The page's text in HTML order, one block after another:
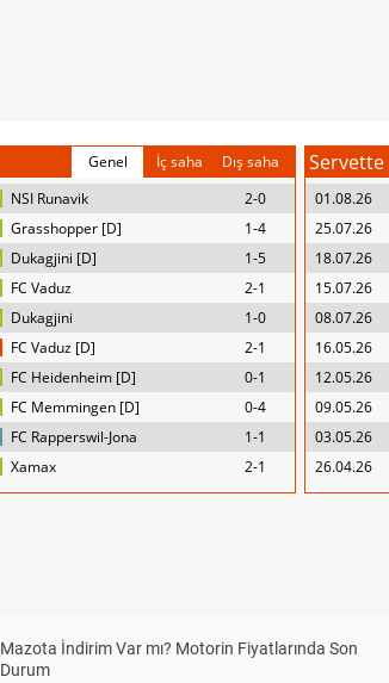
Genel İç saha
Dış saha
NSI Runavik
2-0
Grasshopper [D]
1-4
Dukagjini [D]
1-5
FC Vaduz
2-1
Dukagjini
1-0
FC Vaduz [D]
2-1
FC Heidenheim [D]
0-1
FC Memmingen [D]
0-4
FC Rapperswil-Jona
1-1
Xamax 2-1
Servette
01.08.26
25.07.26
18.07.26
15.07.26
08.07.26
16.05.26
12.05.26
09.05.26
03.05.26
26.04.26
Mazota İndirim Var mı? Motorin Fiyatlarında Son
Durum